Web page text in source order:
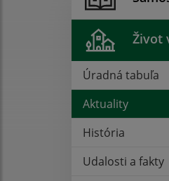
Život
Úradná tabuľa
Aktuality
História
Udalosti a fakty